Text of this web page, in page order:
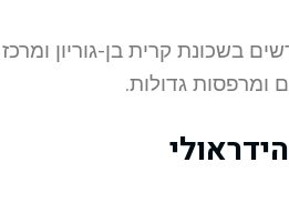
בשכונת קרית בן-גוריון
ומרפסות גדולות.